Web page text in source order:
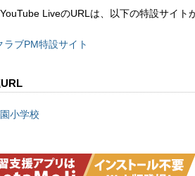
LiveのURLは、以下の特設サイト
ラブPM特設サイト
小学校